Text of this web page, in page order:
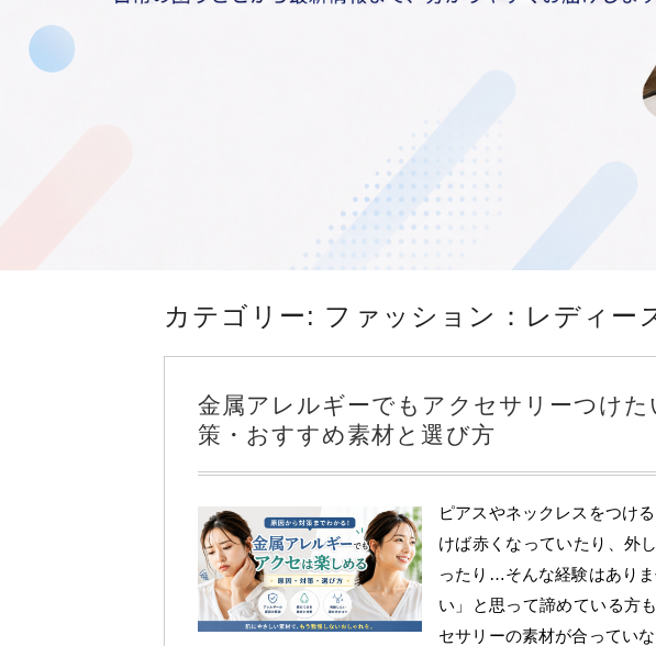
カテゴリー: ファッション：レディー
金属アレルギーでもアクセサリーつけた
策・おすすめ素材と選び方
ピアスやネックレスをつけ
けば赤くなっていたり、外
ったり…そんな経験はあり
い」と思って諦めている方
セサリーの素材が合ってい